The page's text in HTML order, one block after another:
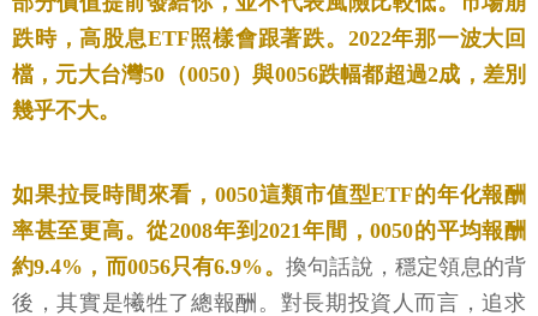
跌時，高股息ETF照樣會跟著跌。2022年那一波大回
檔，元大台灣50（0050）與0056跌幅都超過2成，差別
幾乎不大。
如果拉長時間來看，0050這類市值型ETF的年化報酬
率甚至更高。從2008年到2021年間，0050的平均報酬
約9.4%，而0056只有6.9%。 換句話說，穩定領息的背
後，其實是犧牲了總報酬。對長期投資人而言，追求